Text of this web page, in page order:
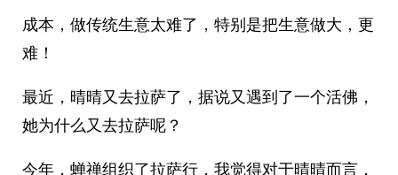
成本，做传统生意太难了，特别是把生意做大，更
难！
最近，晴晴又去拉萨了，据说又遇到了一个活佛，
她为什么又去拉萨呢？
今年，蝉禅组织了拉萨行，我觉得对于晴晴而言，